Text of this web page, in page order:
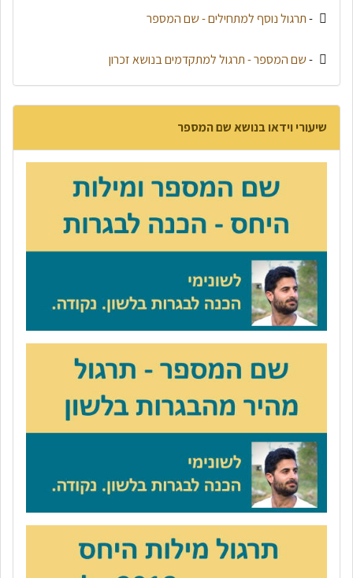
-תרגול נוסף למתחילים - שם המספר
-שם המספר - תרגול למתקדמים בנושא זכרון
שיעורי וידאו בנושא שם המספר